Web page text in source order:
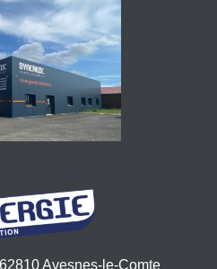
Avesnes-le-Comte